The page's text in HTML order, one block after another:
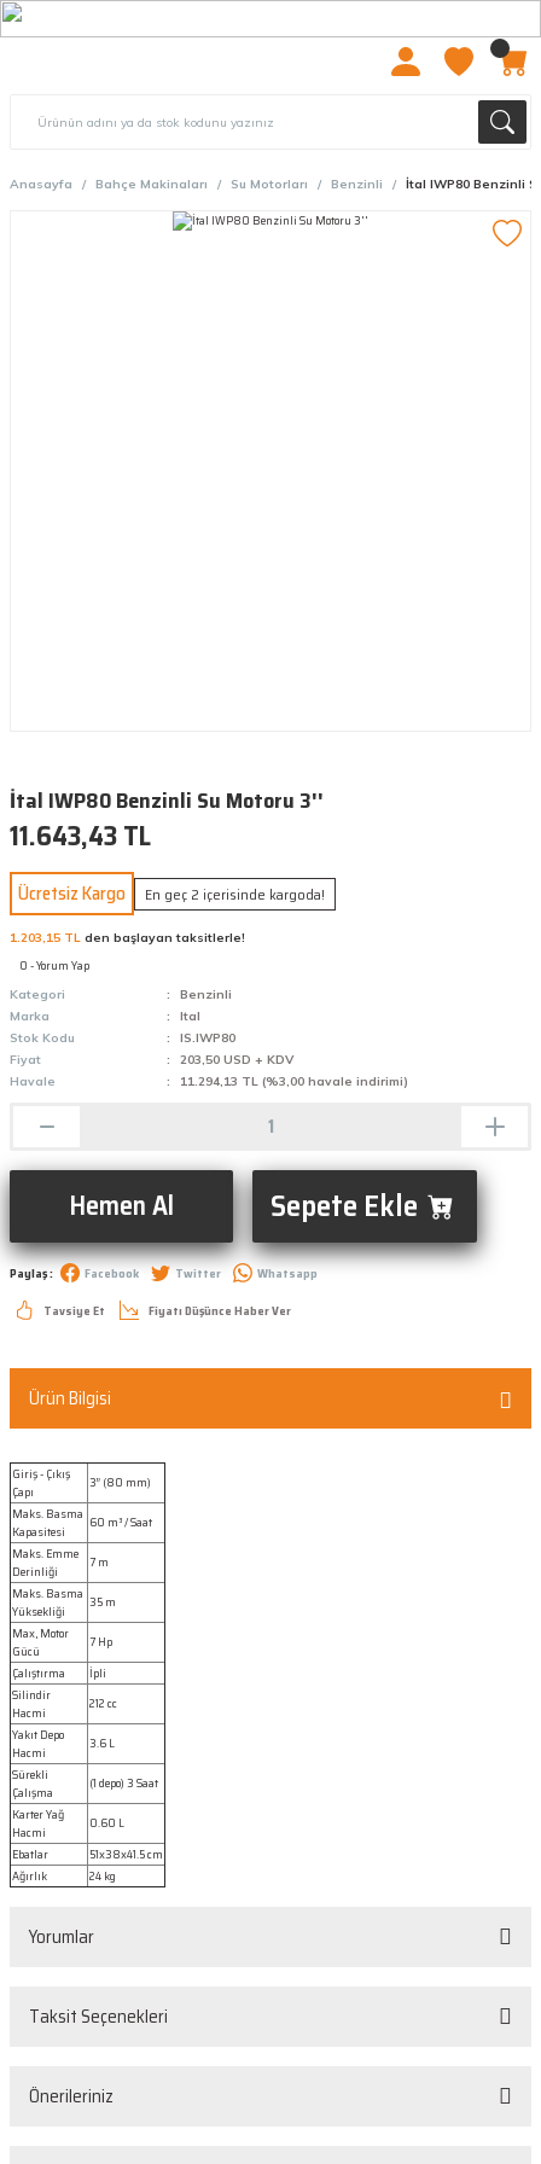
Anasayfa Bahçe Makinaları Su Motorları Benzinli İtal IWP80 Benzinli
İtal IWP80 Benzinli Su Motoru 3''
11.643,43 TL
Ücretsiz Kargo En geç 2 içerisinde kargoda!
1.203,15 TL den başlayan taksitlerle!
0 - Yorum Yap
Kategori
Benzinli
Marka
Ital
Stok Kodu
IS.IWP80
Fiyat
203,50 USD + KDV
Havale
11.294,13 TL (%3,00 havale indirimi)
Hemen Al Sepete Ekle
Paylaş : Facebook Twitter
Whatsapp
Tavsiye Et
Fiyatı Düşünce Haber Ver
Ürün Bilgisi
Giriş - Çıkış
Çapı
3” (80 mm)
Maks. Basma
Kapasitesi
60 m³ / Saat
Maks. Emme
Derinliği
7 m
Maks. Basma
Yüksekliği
35 m
Max, Motor
Gücü
7 Hp
Çalıştırma
İpli
Silindir
Hacmi
212 cc
Yakıt Depo
Hacmi
3.6 L
Sürekli
Çalışma
(1 depo) 3 Saat
Karter Yağ
Hacmi
0.60 L
Ebatlar
51x38x41.5 cm
Ağırlık
24 kg
Yorumlar
Taksit Seçenekleri
Önerileriniz